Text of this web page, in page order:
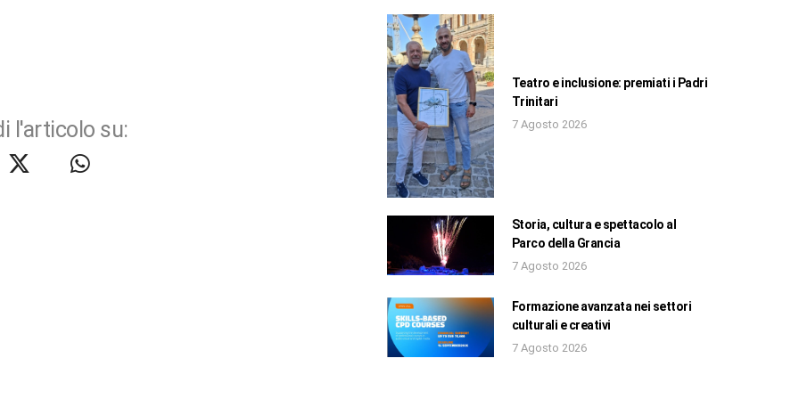
l'articolo su:
Teatro e inclusione: premiati i Padri
Trinitari
7 Agosto 2026
Storia, cultura e spettacolo al
Parco della Grancia
7 Agosto 2026
Formazione avanzata nei settori
culturali e creativi
7 Agosto 2026